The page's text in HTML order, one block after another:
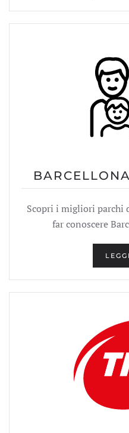
Scopri i migliori parchi
far conoscere